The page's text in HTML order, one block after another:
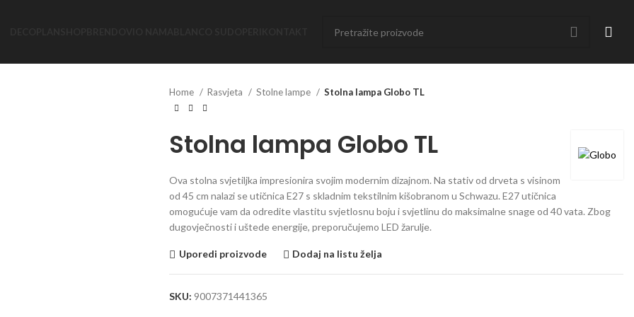
Home
Rasvjeta Stolne lampe Stolna lampa Globo TL
Stolna lampa Globo TL
Ova stolna svjetiljka impresionira svojim modernim dizajnom. Na stativ od drveta s visinom
od 45 cm nalazi se utičnica E27 s skladnim tekstilnim kišobranom u Schwazu. E27 utičnica
omogućuje vam da odredite vlastitu svjetlosnu boju i svjetlinu do maksimalne snage od 40 vata. Zbog
dugovječnosti i uštede energije, preporučujemo LED žarulje.
Uporedi proizvode Dodaj na listu želja
SKU: 9007371441365